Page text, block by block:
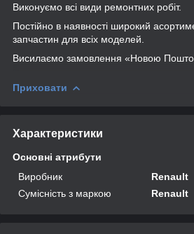
Виконуємо всі види ремонтних робіт.
Постійно в наявності широкий
запчастин для всіх моделей.
Висилаємо замовлення «Новою
Приховати
Характеристики
Основні атрибути
Виробник
Renault
Сумісність з маркою
Renault